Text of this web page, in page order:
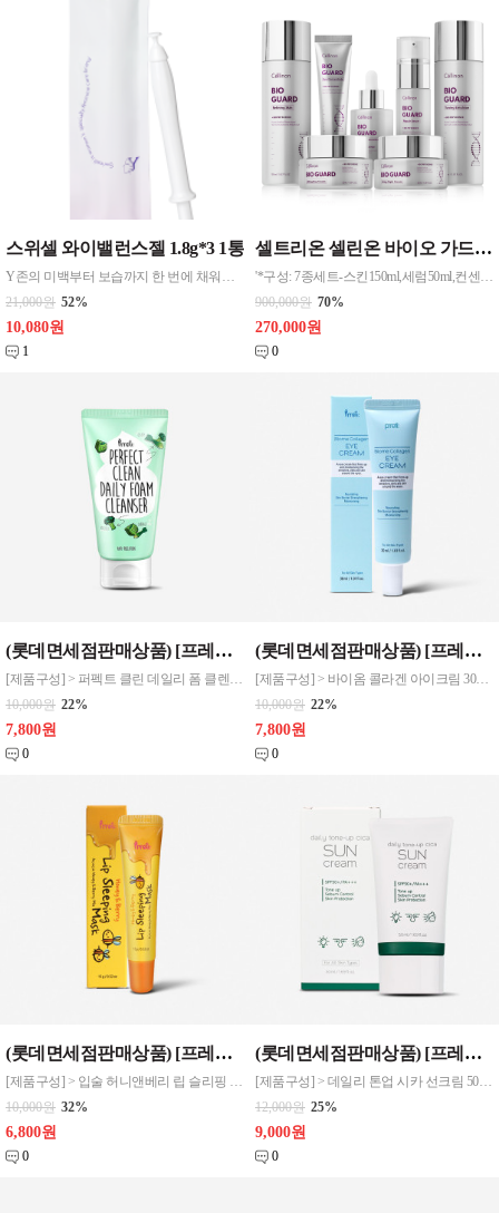
스위셀 와이밸런스젤 1.8g*3 1통
Y존의 미백부터 보습까지 한 번에 채워주는 케어상품으로 보습력 높은 시어버터까지 더해 건조하고 연약한 Y존을 부드럽게 케어합니다 - 속부터 케어하는 진짜 이너 솔루션 - 건조함, 생리전후 분비물, 속 염증 초기증상 개선 - 1회용 어플리케이터 포장으로 위생적이고 간편 , 질유산균+특허성분+연어 DNA(PDRN)함유 / 신진대사를 촉진시켜 피부탄력개
21,000원 52%
10,080원
1
셀트리온 셀린온 바이오 가드 리프팅 스킨케어 7종 화장품
'*구성: 7종세트-스킨150ml,세럼50ml,컨센트레이트30ml,에멀전150ml,아이컨센트레이트30ml,데이크림50ml,나이트크림50ml / 미백, 주름개선 기능성화장품
900,000원 70%
270,000원
0
(롯데면세점판매상품) [프레티] 퍼펙트 클린 데일리 폼 클렌져 150g 1
[제품구성] > 퍼펙트 클린 데일리 폼 클렌져 150g [제품규격] > 70*174mm [제품특징] > 모공케어+영양공급, 상쾌한 클렌징 > 피부 노폐물 배출 > 쫀쫀한 미세거품 > 당김없이 촉촉한 저자극 클렌징
10,000원 22%
7,800원
0
(롯데면세점판매상품) [프레티] 바이옴 콜라겐 아이크림 30ml 1
[제품구성] > 바이옴 콜라겐 아이크림 30ml 1EA [제품규격] > 30*30*138mm [제품특징] > 비건콜라겐과 9가지 비건 펩타이드 함유 > 세라마이드, 8중 히알루론산을 함유 > 이중 기능성(주름개선, 미백)
10,000원 22%
7,800원
0
(롯데면세점판매상품) [프레티] 입술 허니앤베리 립 슬리핑 마스크 립케어 1
[제품구성] > 입술 허니앤베리 립 슬리핑 마스크 1EA [제품규격] > 26*26*120mm [제품특징] > 밤사이 건조한 입술에 생기를 주는 립 슬링핑 마스크 > 반짝밪짝 윤기나게, 지친 피부를 생기있게, 피부속까지 촉촉하게
10,000원 32%
6,800원
0
(롯데면세점판매상품) [프레티] 데일리 톤업 시카 선크림 50ml
[제품구성] > 데일리 톤업 시카 선크림 50ml [제품규격] > 56*37*129mm [제품특징] > 피부가 편안한 선크림 > 유분기 컨트롤 특허 성분 함유로 지속력 강함 > 3중 히알루론산 함유
12,000원 25%
9,000원
0